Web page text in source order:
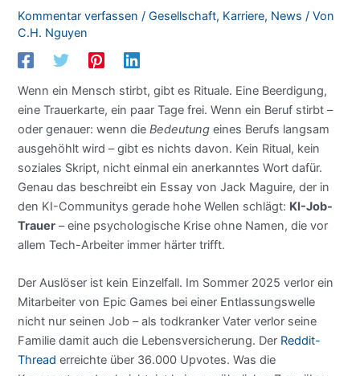
Kommentar verfassen /Gesellschaft, Karriere, News / Von
C.H. Nguyen
Wenn ein Mensch stirbt, gibt es Rituale. Eine Beerdigung,
eine Trauerkarte, ein paar Tage frei. Wenn ein Beruf stirbt –
oder genauer: wenn dieBedeutung eines Berufs langsam
ausgehöhlt wird – gibt es nichts davon. Kein Ritual, kein
soziales Skript, nicht einmal ein anerkanntes Wort dafür.
Genau das beschreibt ein Essay von Jack Maguire, der in
den KI-Communitys gerade hohe Wellen schlägt: KI-Job-
Trauer – eine psychologische Krise ohne Namen, die vor
allem Tech-Arbeiter immer härter trifft.
Der Auslöser ist kein Einzelfall. Im Sommer 2025 verlor ein
Mitarbeiter von Epic Games bei einer Entlassungswelle
nicht nur seinen Job – als todkranker Vater verlor seine
Familie damit auch die Lebensversicherung. Der Reddit-
Thread erreichte über 36.000 Upvotes. Was die